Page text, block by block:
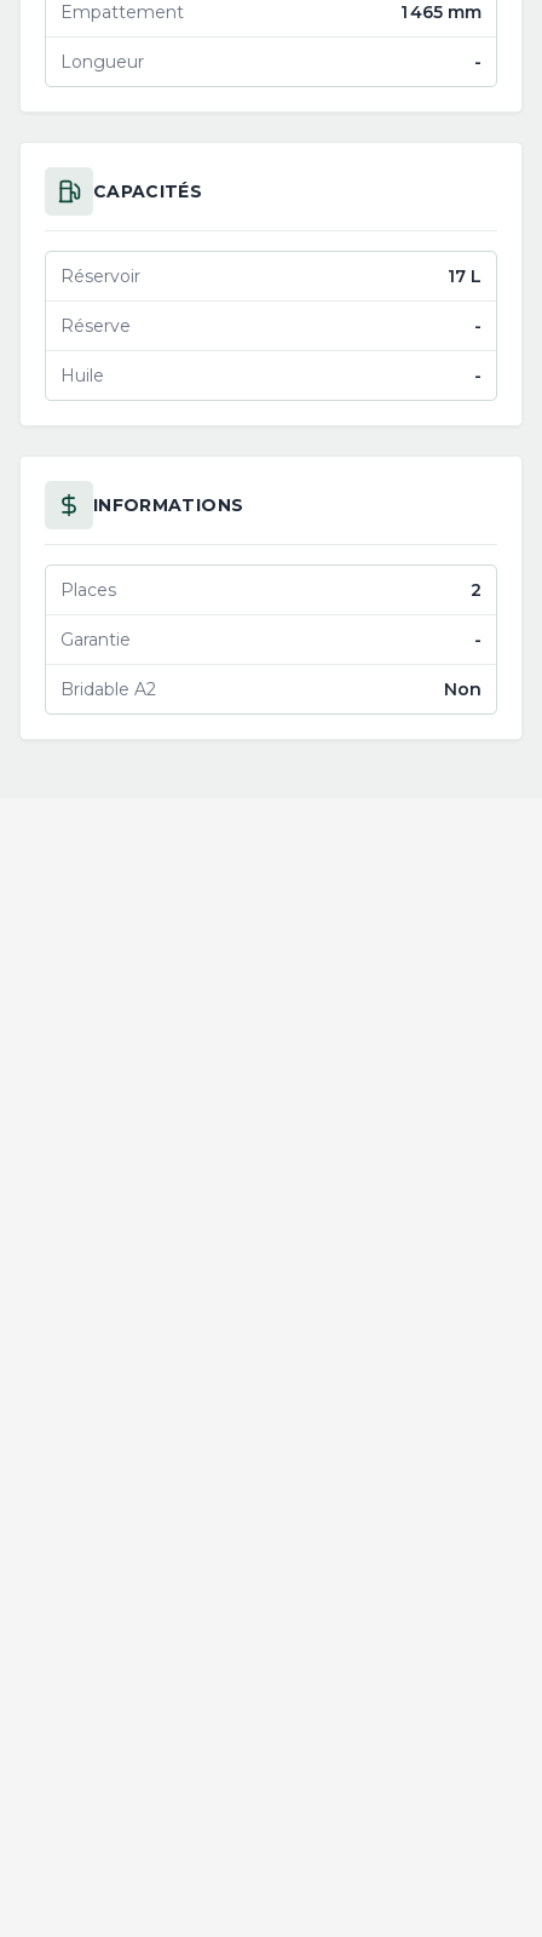
Empattement 1 465 mm
Longueur -
CAPACITÉS
Réservoir 17 L
Réserve -
Huile -
INFORMATIONS
Places 2
Garantie -
Bridable A2 Non